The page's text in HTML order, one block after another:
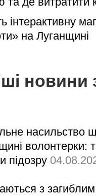
інтерактивну
на Луганщині
новини
насильство
волонтерки:
підозру
з загиблим